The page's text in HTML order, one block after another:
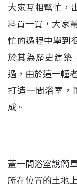
大家互相幫忙，
料買一買，大家
忙的過程中學到
於其為歷史建築
過，由於這一幢
打造一間浴室，
成。
蓋一間浴室說簡
所在位置的土地